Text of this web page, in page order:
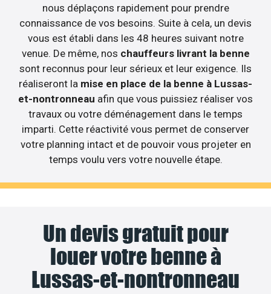
nous déplaçons rapidement pour prendre
connaissance de vos besoins. Suite à cela, un devis
vous est établi dans les 48 heures suivant notre
venue. De même, nos chauffeurs livrant la benne
sont reconnus pour leur sérieux et leur exigence. Ils
réaliseront la mise en place de la benne à Lussas-
et-nontronneau afin que vous puissiez réaliser vos
travaux ou votre déménagement dans le temps
imparti. Cette réactivité vous permet de conserver
votre planning intact et de pouvoir vous projeter en
temps voulu vers votre nouvelle étape.
Un devis gratuit pour
louer votre benne à
Lussas-et-nontronneau